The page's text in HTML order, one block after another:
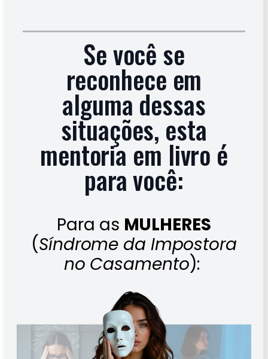
Se você se
reconhece em
alguma dessas
situações, esta
mentoria em livro é
para você:
Para as MULHERES
(Síndrome da Impostora
no Casamento):